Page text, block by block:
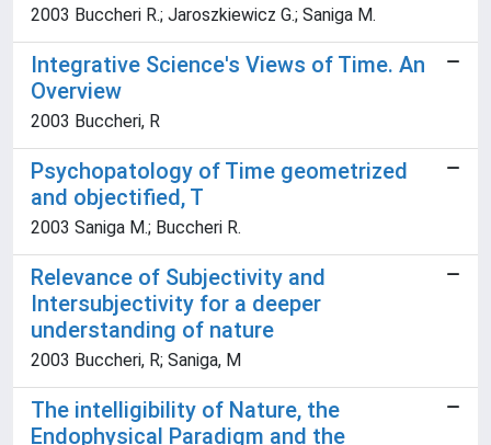
2003 Buccheri R.; Jaroszkiewicz G.; Saniga M.
Integrative Science's Views of Time. An
Overview
2003 Buccheri, R
Psychopatology of Time geometrized
and objectified, T
2003 Saniga M.; Buccheri R.
Relevance of Subjectivity and
Intersubjectivity for a deeper
understanding of nature
2003 Buccheri, R; Saniga, M
The intelligibility of Nature, the
Endophysical Paradigm and the